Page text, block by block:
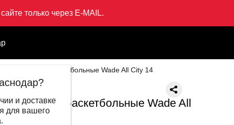
только через E-MAIL.
и доставке
для вашего
Кроссовки баскетбольные Wade All City 14
LI-NING
Кроссовки баскетбольные Wade All
City 14